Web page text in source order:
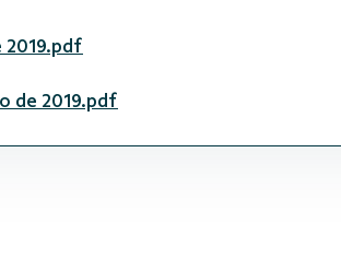
2019.pdf
de 2019.pdf